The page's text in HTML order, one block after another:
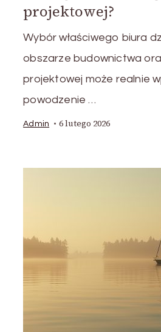
projektowej?
Wybór właściwego biura
obszarze budownictwa
projektowej może realnie
powodzenie …
Admin 6 lutego 2026